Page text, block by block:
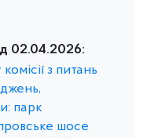
02.04.2026:
з питань
парк
шосе